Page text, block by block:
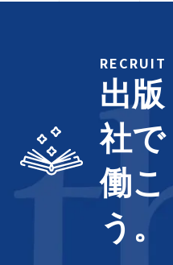
RECRUIT
出版
社で
働こ
う。